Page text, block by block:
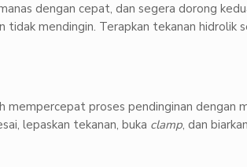
dengan cepat, dan segera dorong
tidak mendingin. Terapkan tekanan hidrolik
mempercepat proses pendinginan dengan
lepaskan tekanan, buka clamp, dan